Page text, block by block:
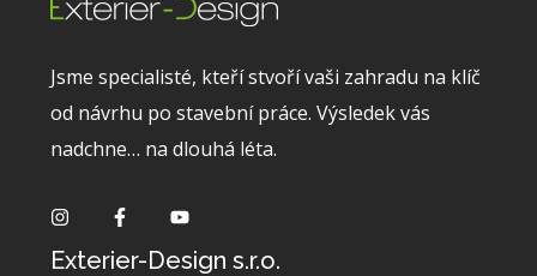
Jsme specialisté, kteří stvoří vaši zahradu na klíč
od návrhu po stavební práce. Výsledek vás
nadchne… na dlouhá léta.
Exterier-Design s.r.o.